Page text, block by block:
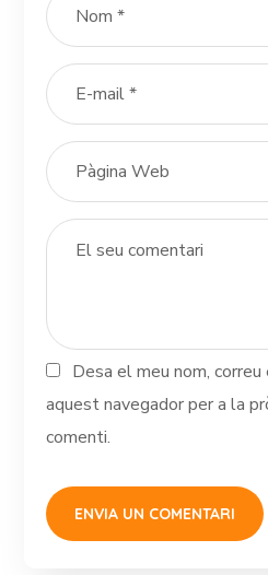
Desa el meu nom,
aquest navegador per a la
comenti.